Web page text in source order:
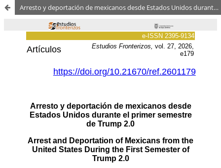
Arresto y deportación de mexicanos desde Estados Unidos durante el primer semestre de Trump 2.0